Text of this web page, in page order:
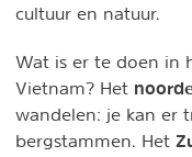
cultuur en natuur.
Wat is er te doen in
Vietnam? Het
wandelen: je kan er
bergstammen. Het